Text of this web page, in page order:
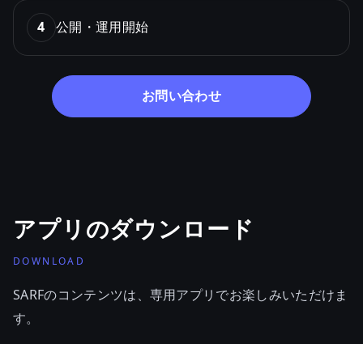
4 公開・運用開始
お問い合わせ
アプリのダウンロード
DOWNLOAD
SARFのコンテンツは、専用アプリでお楽しみいただけま
す。